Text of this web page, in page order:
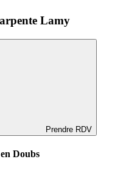
Lamy
Prendre RDV
Doubs